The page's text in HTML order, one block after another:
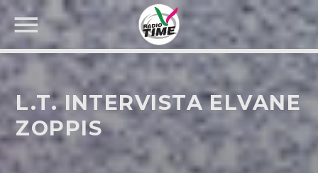
CERCA NEL SITO WEB:
L.T. INTERVISTA ELVANE
ZOPPIS